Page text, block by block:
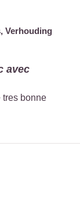
Verhouding
avec
tres bonne